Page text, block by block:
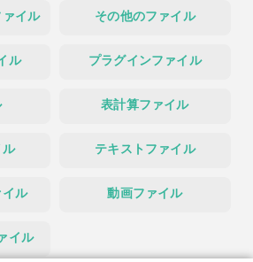
イル その他のファイル
ル プラグインファイル
表計算ファイル
ル テキストファイル
ル 動画ファイル
イル